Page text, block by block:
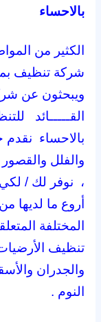
بالاحساء
الكثير من
شركة تنظيف
ويبحثون عن
القـــــائد
بالاحساء نقدم
والفلل والقصور
، نوفر لك /
أروع ما لديها
المختلفة
تنظيف
والجدران
النوم .